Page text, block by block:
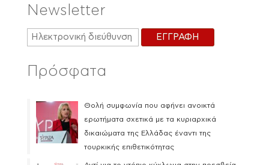
Newsletter
Πρόσφατα
Θολή συμφωνία που αφήνει ανοικτά
ερωτήματα σχετικά με τα κυριαρχικά
δικαιώματα της Ελλάδας έναντι της
τουρκικής επιθετικότητας